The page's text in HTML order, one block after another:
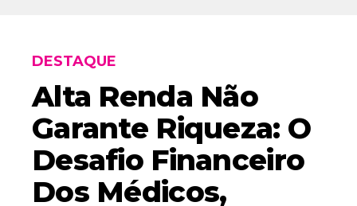
DESTAQUE
Alta Renda Não
Garante Riqueza: O
Desafio Financeiro
Dos Médicos,